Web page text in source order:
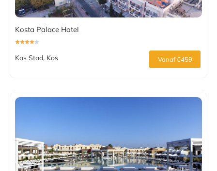
Kosta Palace Hotel
Kos Stad, Kos Vanaf €459